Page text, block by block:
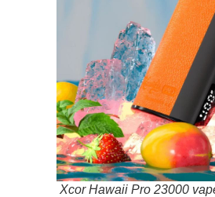
Xcor Hawaii Pro 23000